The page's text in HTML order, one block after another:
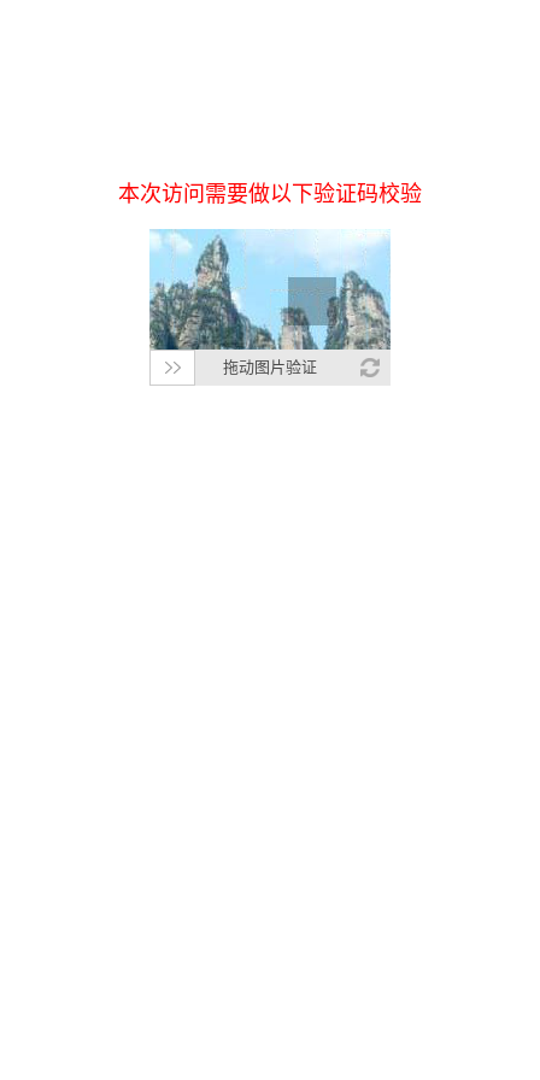
本次访问需要做以下验证码校验
拖动图片验证